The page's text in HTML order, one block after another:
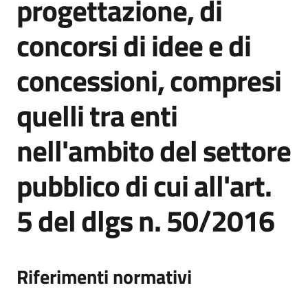
Seguici
su
progettazione, di
concorsi di idee e di
concessioni, compresi
quelli tra enti
nell'ambito del settore
pubblico di cui all'art.
5 del dlgs n. 50/2016
Riferimenti normativi